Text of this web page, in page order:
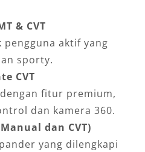
& CVT
aktif yang
sporty.
CVT
fitur premium,
dan kamera 360.
dan CVT)
yang dilengkapi